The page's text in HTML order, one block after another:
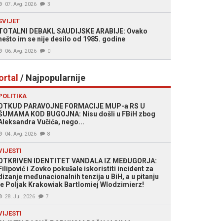
07. Avg. 2026 3
DEBAKL SAUDIJSKE ARABIJE: Ovako
im se nije desilo od 1985. godine
06. Avg. 2026 0
/ Najpopularnije
PARAVOJNE FORMACIJE MUP-a RS U
KOD BUGOJNA: Nisu došli u FBiH zbog
Vučića, nego...
04. Avg. 2026 8
IDENTITET VANDALA IZ MEĐUGORJA:
i Zovko pokušale iskoristiti incident za
međunacionalnih tenzija u BiH, a u pitanju
Poljak Krakowiak Bartlomiej Wlodzimierz!
28. Jul. 2026 7